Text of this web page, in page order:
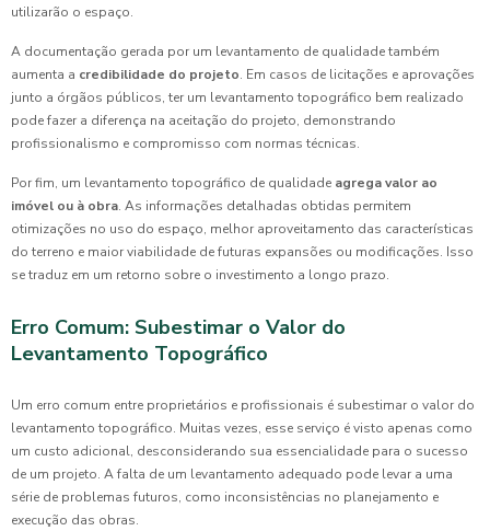
utilizarão o espaço.
A documentação gerada por um levantamento de qualidade também
aumenta a credibilidade do projeto. Em casos de licitações e aprovações
junto a órgãos públicos, ter um levantamento topográfico bem realizado
pode fazer a diferença na aceitação do projeto, demonstrando
profissionalismo e compromisso com normas técnicas.
Por fim, um levantamento topográfico de qualidade agrega valor ao
imóvel ou à obra. As informações detalhadas obtidas permitem
otimizações no uso do espaço, melhor aproveitamento das características
do terreno e maior viabilidade de futuras expansões ou modificações. Isso
se traduz em um retorno sobre o investimento a longo prazo.
Erro Comum: Subestimar o Valor do
Levantamento Topográfico
Um erro comum entre proprietários e profissionais é subestimar o valor do
levantamento topográfico. Muitas vezes, esse serviço é visto apenas como
um custo adicional, desconsiderando sua essencialidade para o sucesso
de um projeto. A falta de um levantamento adequado pode levar a uma
série de problemas futuros, como inconsistências no planejamento e
execução das obras.